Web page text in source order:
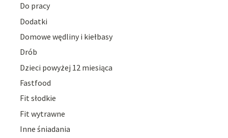
Do pracy
Dodatki
Domowe wędliny i kiełbasy
Drób
Dzieci powyżej 12 miesiąca
Fastfood
Fit słodkie
Fit wytrawne
Inne śniadania